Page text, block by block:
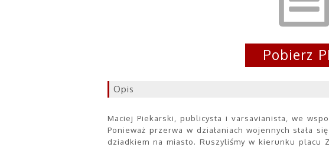
Pobierz
Opis
Maciej Piekarski, publicysta i varsavianista, we
Ponieważ przerwa w działaniach wojennych stała
dziadkiem na miasto. Ruszyliśmy w kierunku placu